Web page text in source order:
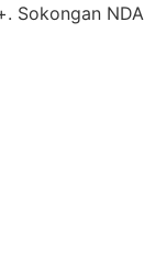
Sokongan